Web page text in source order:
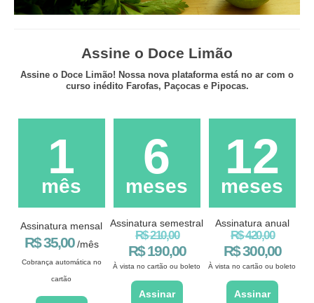
Assine o Doce Limão
Assine o Doce Limão! Nossa nova plataforma está no ar com o
curso inédito Farofas, Paçocas e Pipocas.
1
mês
Assinatura mensal
R$ 35,00/mês
Cobrança automática no
cartão
6
meses
Assinatura semestral
R$ 210,00
R$ 190,00
À vista no cartão ou boleto
Assinar
12
meses
Assinatura anual
R$ 420,00
R$ 300,00
À vista no cartão ou boleto
Assinar